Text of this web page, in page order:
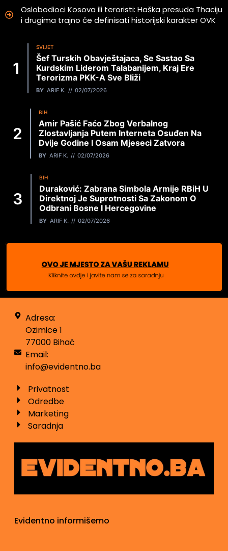
Oslobodioci Kosova ili teroristi: Haška presuda Thaciju
i drugima trajno će definisati historijski karakter OVK
SVIJET
Šef Turskih Obavještajaca, Se Sastao Sa
Kurdskim Liderom Talabanijem, Kraj Ere
Terorizma PKK-A Sve Bliži
BY ARIF K. 02/07/2026
BIH
Amir Pašić Faćo Zbog Verbalnog
Zlostavljanja Putem Interneta Osuđen Na
Dvije Godine I Osam Mjeseci Zatvora
BY ARIF K. 02/07/2026
BIH
Duraković: Zabrana Simbola Armije RBiH U
Direktnoj Je Suprotnosti Sa Zakonom O
Odbrani Bosne I Hercegovine
BY ARIF K. 02/07/2026
Adresa:
Ozimice 1
77000 Bihać
Email:
info@evidentno.ba
Privatnost
Odredbe
Marketing
Saradnja
Evidentno informišemo